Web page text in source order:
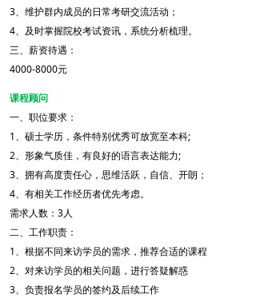
3、维护群内成员的日常考研交流活动；
4、及时掌握院校考试资讯，系统分析梳理。
三、薪资待遇：
4000-8000元
课程顾问
一、职位要求：
1、硕士学历，条件特别优秀可放宽至本科;
2、形象气质佳，有良好的语言表达能力;
3、拥有高度责任心，思维活跃，自信、开朗；
4、有相关工作经历者优先考虑。
需求人数：3人
二、工作职责：
1、根据不同来访学员的需求，推荐合适的课程
2、对来访学员的相关问题，进行答疑解惑
3、负责报名学员的签约及后续工作